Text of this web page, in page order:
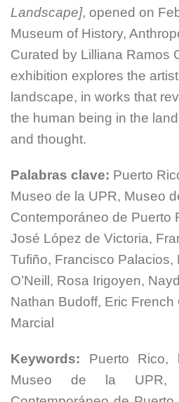
Landscape], opened on
Museum of History,
Curated by Lilliana Ramos
exhibition explores the
landscape, in works that
the human being in the
and thought.
Palabras clave: Puerto
Museo de la UPR, Museo
Contemporáneo de Puerto
José López de Victoria,
Tufiño, Francisco Palacios,
O’Neill, Rosa Irigoyen,
Nathan Budoff, Eric French
Marcial
Keywords: Puerto Rico,
Museo de la UPR,